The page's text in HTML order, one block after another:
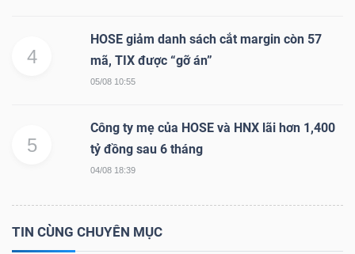
4
HOSE giảm danh sách cắt margin còn 57
mã, TIX được “gỡ án”
05/08 10:55
5
Công ty mẹ của HOSE và HNX lãi hơn 1,400
tỷ đồng sau 6 tháng
04/08 18:39
TIN CÙNG CHUYÊN MỤC
Lãnh
Tất cả Người nội bộ Người liên quan
tức
(-)